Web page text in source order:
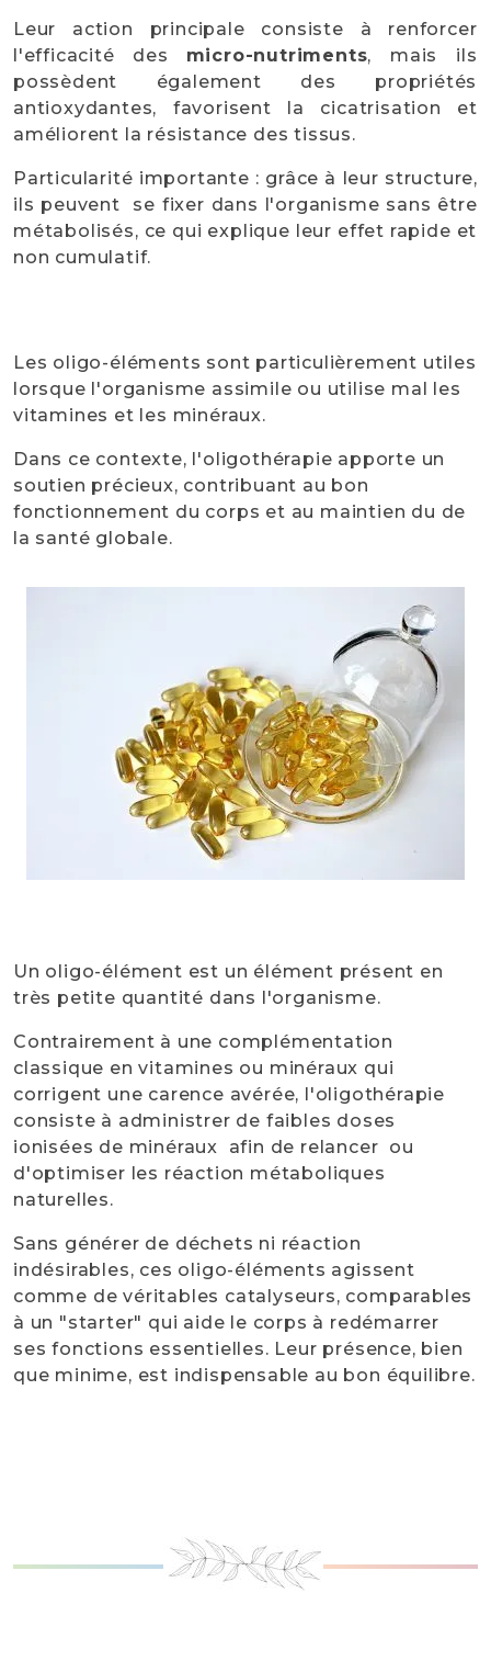
Leur action principale consiste à renforcer
l'efficacité des micro-nutriments, mais ils
possèdent également des propriétés
antioxydantes, favorisent la cicatrisation et
améliorent la résistance des tissus.
Particularité importante : grâce à leur structure,
ils peuvent se fixer dans l'organisme sans être
métabolisés, ce qui explique leur effet rapide et
non cumulatif.
Les oligo-éléments sont particulièrement utiles
lorsque l'organisme assimile ou utilise mal les
vitamines et les minéraux.
Dans ce contexte, l'oligothérapie apporte un
soutien précieux, contribuant au bon
fonctionnement du corps et au maintien du de
la santé globale.
Un oligo-élément est un élément présent en
très petite quantité dans l'organisme.
Contrairement à une complémentation
classique en vitamines ou minéraux qui
corrigent une carence avérée, l'oligothérapie
consiste à administrer de faibles doses
ionisées de minéraux afin de relancer ou
d'optimiser les réaction métaboliques
naturelles.
Sans générer de déchets ni réaction
indésirables, ces oligo-éléments agissent
comme de véritables catalyseurs, comparables
à un "starter" qui aide le corps à redémarrer
ses fonctions essentielles. Leur présence, bien